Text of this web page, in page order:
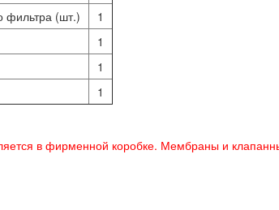
фильтра (шт.)
1
1
1
1
в фирменной коробке. Мембраны и